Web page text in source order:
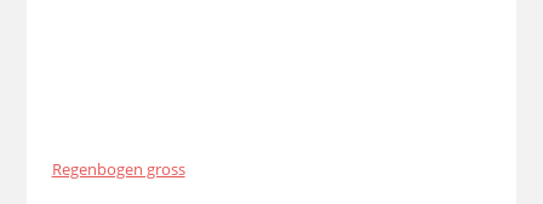
Regenbogen gross